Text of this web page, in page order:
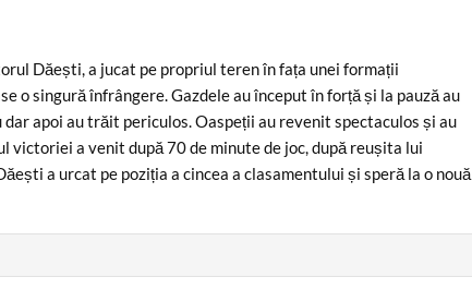
Dăești, a jucat pe propriul teren în fața unei formații
o singură înfrângere. Gazdele au început în forță și la pauză au
apoi au trăit periculos. Oaspeții au revenit spectaculos și au
victoriei a venit după 70 de minute de joc, după reușita lui
a urcat pe poziția a cincea a clasamentului și speră la o nouă